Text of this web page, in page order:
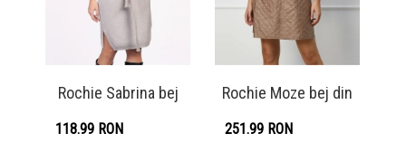
Rochie Sabrina bej
118.99 RON
Rochie Moze bej din
251.99 RON